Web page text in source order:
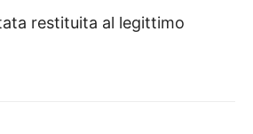
restituita al legittimo